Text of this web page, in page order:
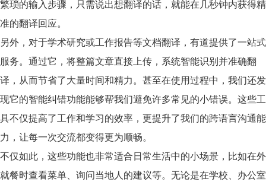
繁琐的输入步骤，只需说出想翻译的话，就能在几秒钟内获得精
准的翻译回应。
另外，对于学术研究或工作报告等文档翻译，有道提供了一站式
服务。通过它，将整篇文章直接上传，系统智能识别并准确翻
译，从而节省了大量时间和精力。甚至在使用过程中，我们还发
现它的智能纠错功能能够帮我们避免许多常见的小错误。这些工
具不仅提高了工作和学习的效率，更提升了我们的跨语言沟通能
力，让每一次交流都变得更为顺畅。
不仅如此，这些功能也非常适合日常生活中的小场景，比如在外
就餐时查看菜单、询问当地人的建议等。无论是在学校、办公室